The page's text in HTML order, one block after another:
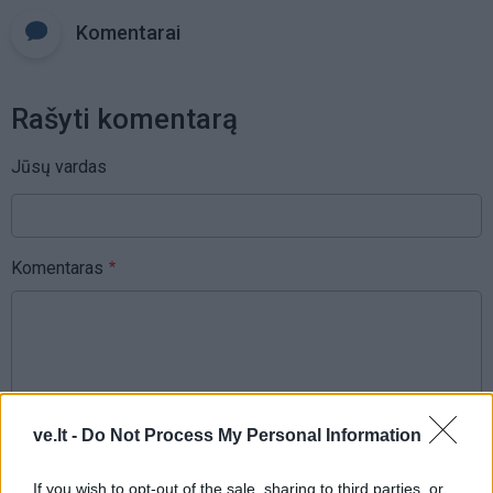
ve.lt - Do Not Process My Personal Information
If you wish to opt-out of the sale, sharing to third parties, or
Komentarai
Rašyti komentarą
Jūsų vardas
Komentaras